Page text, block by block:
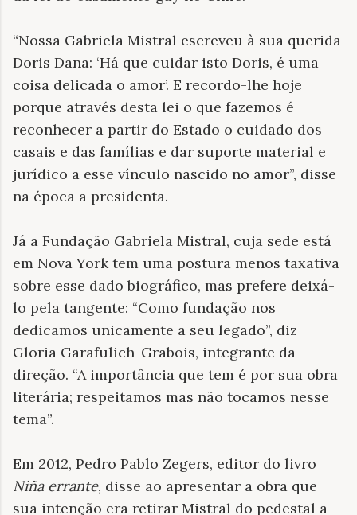
“Nossa Gabriela Mistral escreveu à sua querida
Doris Dana: ‘Há que cuidar isto Doris, é uma
coisa delicada o amor’. E recordo-lhe hoje
porque através desta lei o que fazemos é
reconhecer a partir do Estado o cuidado dos
casais e das famílias e dar suporte material e
jurídico a esse vínculo nascido no amor”, disse
na época a presidenta.
Já a Fundação Gabriela Mistral, cuja sede está
em Nova York tem uma postura menos taxativa
sobre esse dado biográfico, mas prefere deixá-
lo pela tangente: “Como fundação nos
dedicamos unicamente a seu legado”, diz
Gloria Garafulich-Grabois, integrante da
direção. “A importância que tem é por sua obra
literária; respeitamos mas não tocamos nesse
tema”.
Em 2012, Pedro Pablo Zegers, editor do livro
Niña errante, disse ao apresentar a obra que
sua intenção era retirar Mistral do pedestal a